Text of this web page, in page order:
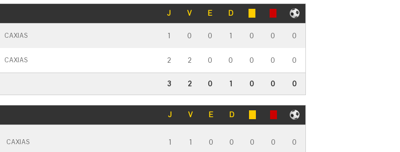
J V E D
CAXIAS 1 0 0 1 0 0 0
CAXIAS 2 2 0 0 0 0 0
3 2 0 1 0 0 0
J V E D
CAXIAS 1 1 0 0 0 0 0